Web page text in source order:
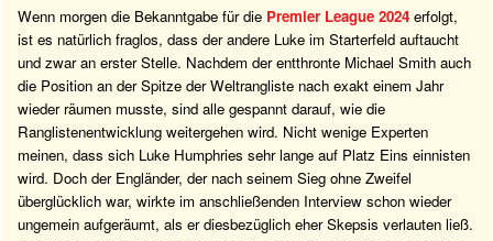
Wenn morgen die Bekanntgabe für die Premier League 2024 erfolgt,
ist es natürlich fraglos, dass der andere Luke im Starterfeld auftaucht
und zwar an erster Stelle. Nachdem der entthronte Michael Smith auch
die Position an der Spitze der Weltrangliste nach exakt einem Jahr
wieder räumen musste, sind alle gespannt darauf, wie die
Ranglistenentwicklung weitergehen wird. Nicht wenige Experten
meinen, dass sich Luke Humphries sehr lange auf Platz Eins einnisten
wird. Doch der Engländer, der nach seinem Sieg ohne Zweifel
überglücklich war, wirkte im anschließenden Interview schon wieder
ungemein aufgeräumt, als er diesbezüglich eher Skepsis verlauten ließ.